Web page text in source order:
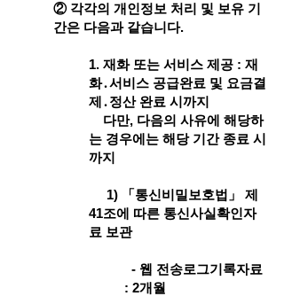
② 각각의 개인정보 처리 및 보유 기
간은 다음과 같습니다.
1. 재화 또는 서비스 제공 : 재
화․서비스 공급완료 및 요금결
제․정산 완료 시까지
다만, 다음의 사유에 해당하
는 경우에는 해당 기간 종료 시
까지
1) 「통신비밀보호법」 제
41조에 따른 통신사실확인자
료 보관
- 웹 전송로그기록자료
: 2개월